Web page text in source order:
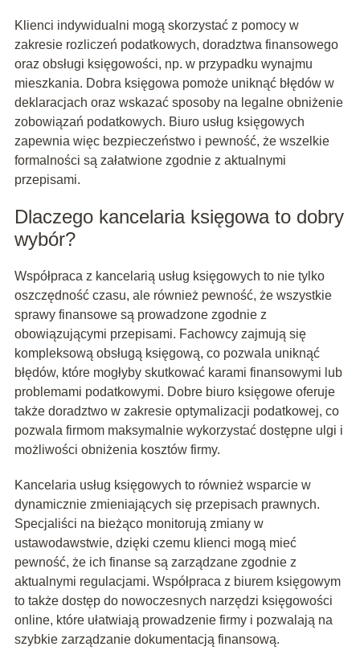
Klienci indywidualni mogą skorzystać z pomocy w
zakresie rozliczeń podatkowych, doradztwa finansowego
oraz obsługi księgowości, np. w przypadku wynajmu
mieszkania. Dobra księgowa pomoże uniknąć błędów w
deklaracjach oraz wskazać sposoby na legalne obniżenie
zobowiązań podatkowych. Biuro usług księgowych
zapewnia więc bezpieczeństwo i pewność, że wszelkie
formalności są załatwione zgodnie z aktualnymi
przepisami.
Dlaczego kancelaria księgowa to dobry
wybór?
Współpraca z kancelarią usług księgowych to nie tylko
oszczędność czasu, ale również pewność, że wszystkie
sprawy finansowe są prowadzone zgodnie z
obowiązującymi przepisami. Fachowcy zajmują się
kompleksową obsługą księgową, co pozwala uniknąć
błędów, które mogłyby skutkować karami finansowymi lub
problemami podatkowymi. Dobre biuro księgowe oferuje
także doradztwo w zakresie optymalizacji podatkowej, co
pozwala firmom maksymalnie wykorzystać dostępne ulgi i
możliwości obniżenia kosztów firmy.
Kancelaria usług księgowych to również wsparcie w
dynamicznie zmieniających się przepisach prawnych.
Specjaliści na bieżąco monitorują zmiany w
ustawodawstwie, dzięki czemu klienci mogą mieć
pewność, że ich finanse są zarządzane zgodnie z
aktualnymi regulacjami. Współpraca z biurem księgowym
to także dostęp do nowoczesnych narzędzi księgowości
online, które ułatwiają prowadzenie firmy i pozwalają na
szybkie zarządzanie dokumentacją finansową.